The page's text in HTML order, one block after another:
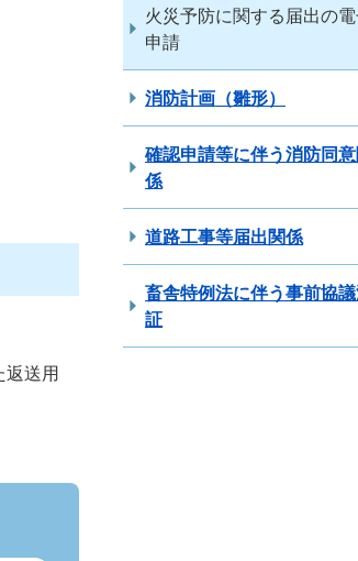
返送用
火災予防に関する届出の
申請
消防計画（雛形）
確認申請等に伴う消防同意
係
道路工事等届出関係
畜舎特例法に伴う事前協
証